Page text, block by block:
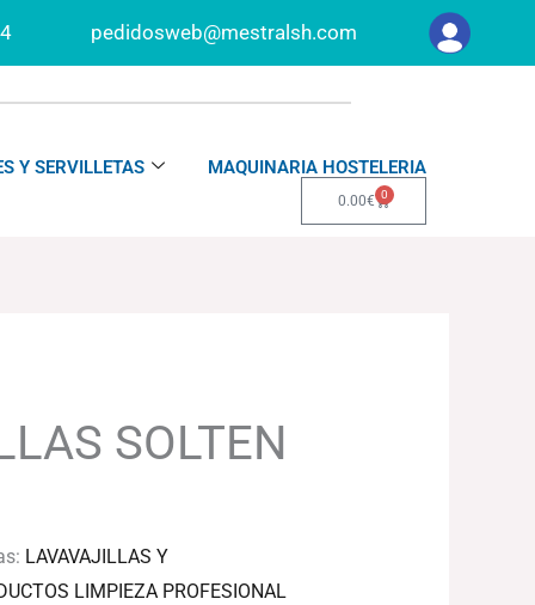
pedidosweb@mestralsh.com
Y SERVILLETAS
MAQUINARIA HOSTELERIA
0.00€ 0
Carrito
SOLTEN
LAVAVAJILLAS Y
LIMPIEZA PROFESIONAL